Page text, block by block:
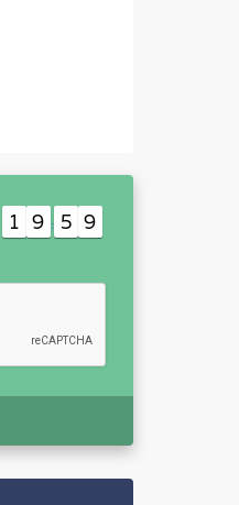
1 9 : 5 9